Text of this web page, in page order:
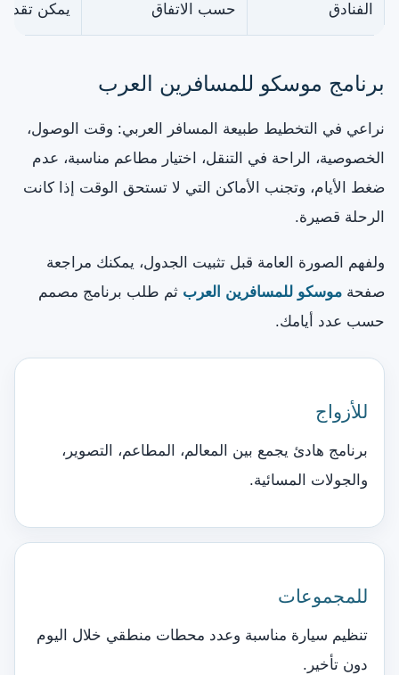
الفنادق حسب الاتفاق يمكن
برنامج موسكو للمسافرين العرب
نراعي في التخطيط طبيعة المسافر العربي: وقت الوصول،
الخصوصية، الراحة في التنقل، اختيار مطاعم مناسبة، عدم
ضغط الأيام، وتجنب الأماكن التي لا تستحق الوقت إذا كانت
الرحلة قصيرة.
ولفهم الصورة العامة قبل تثبيت الجدول، يمكنك مراجعة
صفحة موسكو للمسافرين العرب ثم طلب برنامج مصمم
حسب عدد أيامك.
للأزواج
برنامج هادئ يجمع بين المعالم، المطاعم، التصوير،
والجولات المسائية.
للمجموعات
تنظيم سيارة مناسبة وعدد محطات منطقي خلال اليوم
دون تأخير.